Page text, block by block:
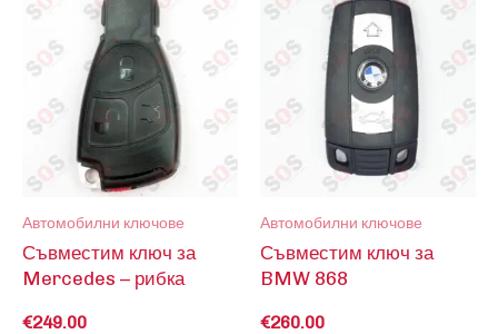
Автомобилни ключове
Съвместим ключ за
Mercedes – рибка
€249.00
Автомобилни ключове
Съвместим ключ за
BMW 868
€260.00